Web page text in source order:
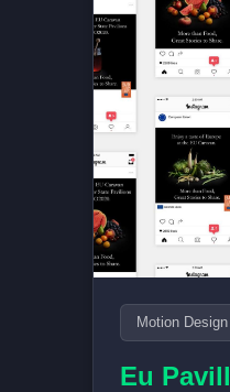
Motion Design
Eu